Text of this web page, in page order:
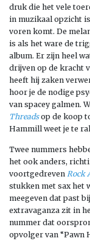
druk die het vele
in muzikaal opzicht
voren komt. De
is als het ware de
album. Er zijn heel
drijven op de kracht
heeft hij zaken
hoor je de nodige
van spacey galmen.
Threadsop de koop
Hammill weet je te
Twee nummers
het ook anders,
voortgedreven Rock
stukken met sax het
meegeven dat past
extravaganza zit in
nummer dat
opvolger van “Pawn